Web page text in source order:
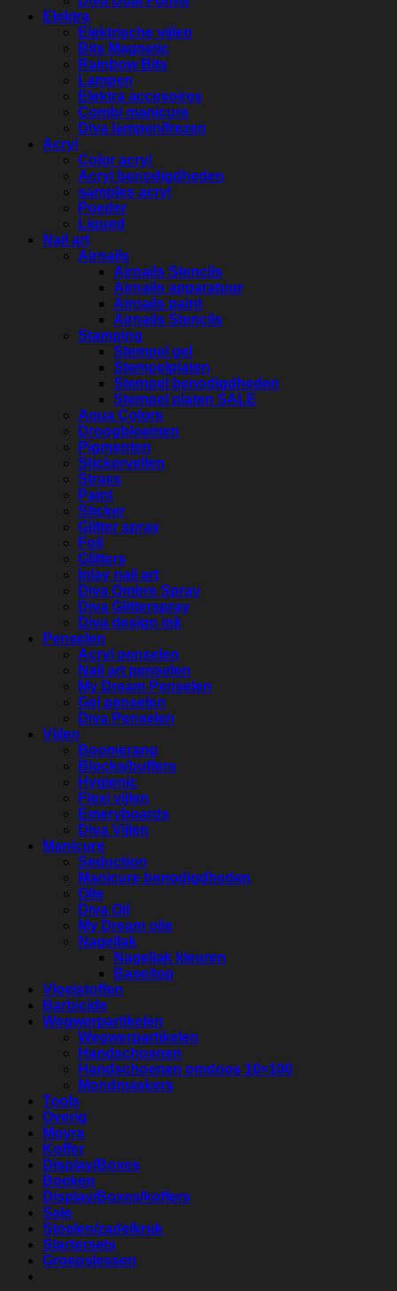
Elektra
Elektrische vijlen
Bits Magnetic
Rainbow Bits
Lampen
Elektra accesoires
Combi manicure
Diva lampen/frezen
Acryl
Color acryl
Acryl benodigdheden
samples acryl
Poeder
Liqued
Nail art
Airnails
Airnails Stencils
Airnails apparatuur
Airnails paint
Airnails Stencils
Stamping
Stempel gel
Stempelplaten
Stempel benodigdheden
Stempel platen SALE
Aqua Colors
Droogbloemen
Pigmenten
Stickervellen
Strass
Paint
Sticker
Glitter spray
Foil
Glitters
Inlay nail art
Diva Ombre Spray
Diva Glitterspray
Diva design ink
Penselen
Acryl penselen
Nail art penselen
My Dream Penselen
Gel penselen
Diva Penselen
Vijlen
Boomerang
Blocks/buffers
Hygienic
Flexi vijlen
Emeryboards
Diva Vijlen
Manicure
Seduction
Manicure benodigdheden
Olie
Diva Oil
My Dream olie
Nagellak
Nagellak kleuren
Base/top
Vloeistoffen
Barbicide
Wegwerpartikelen
Wegwerpartikelen
Handschoenen
Handschoenen omdoos 10×100
Mondmaskers
Tools
Overig
Moyra
Koffer
Display/Boxes
Boeken
Display/Boxes/koffers
Sale
Stoelen/zadelkruk
Startersets
Groepslessen